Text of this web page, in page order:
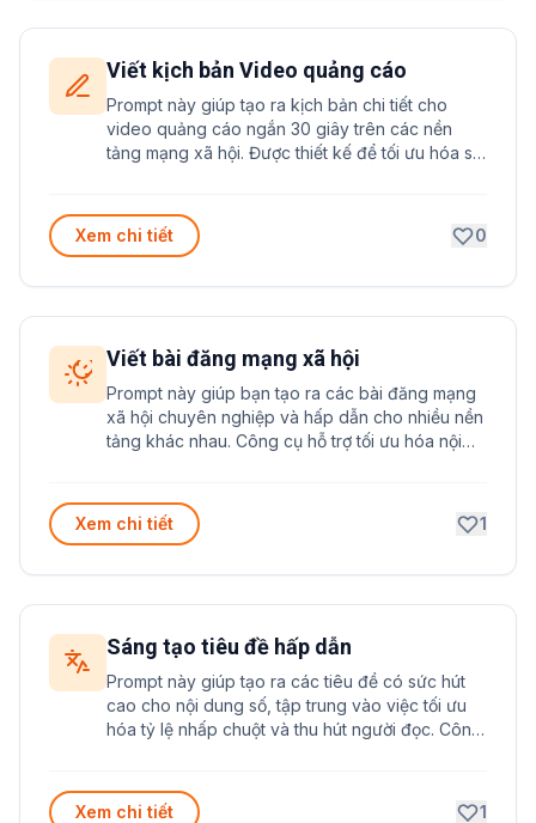
Viết kịch bản Video quảng cáo
Prompt này giúp tạo ra kịch bản chi tiết cho
video quảng cáo ngắn 30 giây trên các nền
tảng mạng xã hội. Được thiết kế để tối ưu hóa sự
Xem chi tiết
0
Viết bài đăng mạng xã hội
Prompt này giúp bạn tạo ra các bài đăng mạng
xã hội chuyên nghiệp và hấp dẫn cho nhiều nền
tảng khác nhau. Công cụ hỗ trợ tối ưu hóa nội
Xem chi tiết
1
Sáng tạo tiêu đề hấp dẫn
Prompt này giúp tạo ra các tiêu đề có sức hút
cao cho nội dung số, tập trung vào việc tối ưu
hóa tỷ lệ nhấp chuột và thu hút người đọc. Công
marketing.
Xem chi tiết 1